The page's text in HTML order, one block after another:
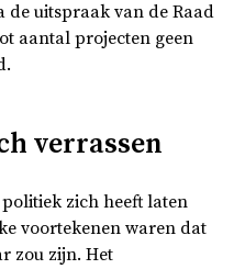
uitspraak van de Raad
aantal projecten geen
verrassen
zich heeft laten
voortekenen waren dat
zou zijn. Het